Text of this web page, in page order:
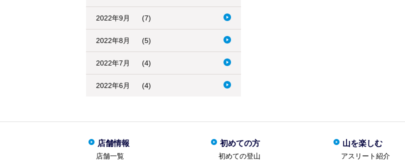
2022年9月 (7)
2022年8月 (5)
2022年7月 (4)
2022年6月 (4)
店舗情報
店舗一覧
初めての方
初めての登山
山を楽しむ
アスリート紹介